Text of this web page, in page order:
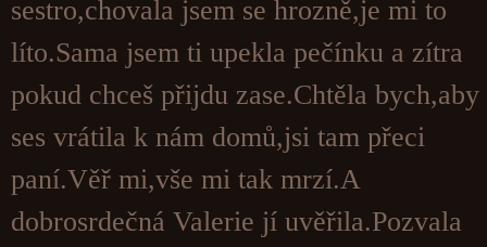
sestro,chovala jsem se hrozně,je mi to
líto.Sama jsem ti upekla pečínku a zítra
pokud chceš přijdu zase.Chtěla bych,aby
ses vrátila k nám domů,jsi tam přeci
paní.Věř mi,vše mi tak mrzí.A
dobrosrdečná Valerie jí uvěřila.Pozvala